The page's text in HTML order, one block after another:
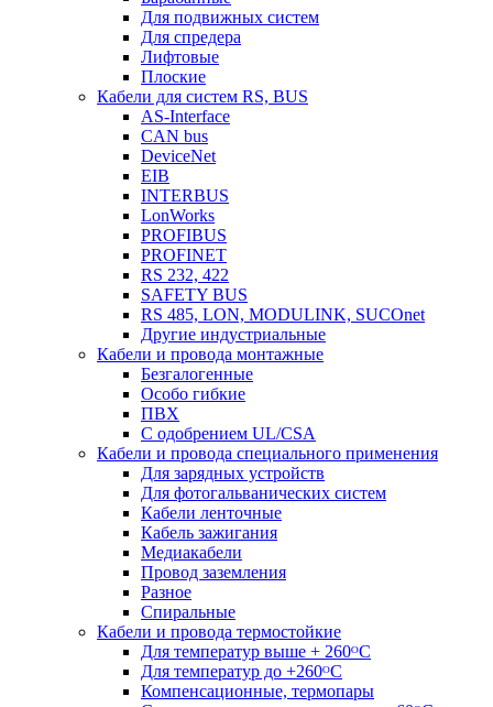
Для подвижных систем
Для спредера
Лифтовые
Плоские
Кабели для систем RS, BUS
AS-Interface
CAN bus
DeviceNet
EIB
INTERBUS
LonWorks
PROFIBUS
PROFINET
RS 232, 422
SAFETY BUS
RS 485, LON, MODULINK, SUCOnet
Другие индустриальные
Кабели и провода монтажные
Безгалогенные
Особо гибкие
ПВХ
С одобрением UL/CSA
Кабели и провода специального применения
Для зарядных устройств
Для фотогальванических систем
Кабели ленточные
Кабель зажигания
Медиакабели
Провод заземления
Разное
Спиральные
Кабели и провода термостойкие
Для температур выше + 260ᴼС
Для температур до +260ᴼС
Компенсационные, термопары